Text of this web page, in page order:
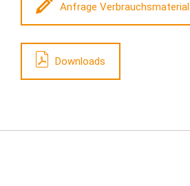
Anfrage Verbrauchsmaterial
Downloads